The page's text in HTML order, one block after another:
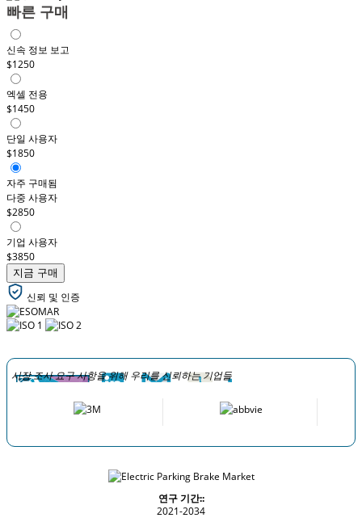
빠른 구매
신속 정보 보고
$1250
엑셀 전용
$1450
단일 사용자
$1850
자주 구매됨
다중 사용자
$2850
기업 사용자
$3850
지금 구매
신뢰 및 인증
시장 조사 요구 사항을 위해 우리를 신뢰하는 기업들
연구 기간::
2021-2034